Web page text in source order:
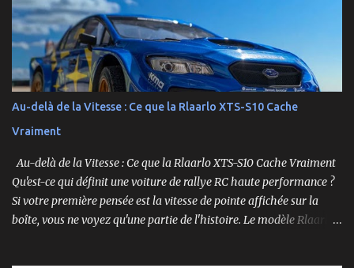
Ford Mustang RTR 2025 .
Au-delà de la Vitesse : Ce que la Rlaarlo XTS-S10 Cache
Vraiment
Au-delà de la Vitesse : Ce que la Rlaarlo XTS-S10 Cache Vraiment
Qu'est-ce qui définit une voiture de rallye RC haute performance ?
Si votre première pensée est la vitesse de pointe affichée sur la
boîte, vous ne voyez qu'une partie de l'histoire. Le modèle Rlaarlo